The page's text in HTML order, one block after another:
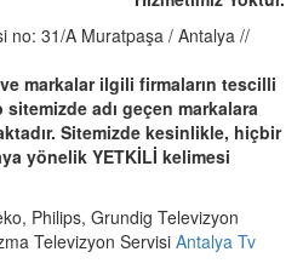
no: 31/A Muratpaşa / Antalya //
markalar ilgili firmaların tescilli
sitemizde adı geçen markalara
Sitemizde kesinlikle, hiçbir
yönelik YETKİLİ kelimesi
Philips, Grundig Televizyon
Televizyon Servisi Antalya Tv